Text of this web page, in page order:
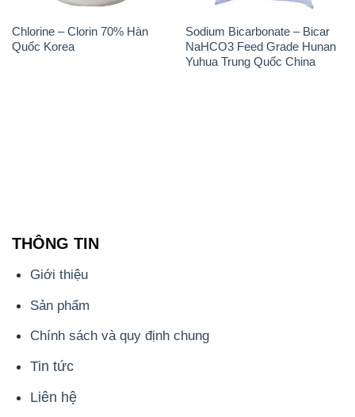
Chính sách và quy định chung
Tin tức
Liên hệ
📞
PHÒNG KINH DOANH - CÔNG TY HÓA CHẤT
ĐẮC TRƯỜNG PHÁT